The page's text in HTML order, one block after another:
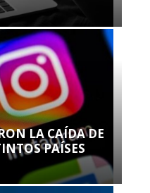
LA CAÍDA DE
PAÍSES